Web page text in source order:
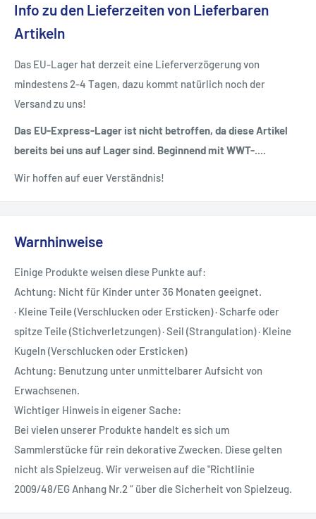
Info zu den Lieferzeiten von Lieferbaren
Artikeln
Das EU-Lager hat derzeit eine Lieferverzögerung von
mindestens 2-4 Tagen, dazu kommt natürlich noch der
Versand zu uns!
Das EU-Express-Lager ist nicht betroffen, da diese Artikel
bereits bei uns auf Lager sind. Beginnend mit WWT-....
Wir hoffen auf euer Verständnis!
Warnhinweise
Einige Produkte weisen diese Punkte auf:
Achtung: Nicht für Kinder unter 36 Monaten geeignet.
· Kleine Teile (Verschlucken oder Ersticken) · Scharfe oder
spitze Teile (Stichverletzungen) · Seil (Strangulation) · Kleine
Kugeln (Verschlucken oder Ersticken)
Achtung: Benutzung unter unmittelbarer Aufsicht von
Erwachsenen.
Wichtiger Hinweis in eigener Sache:
Bei vielen unserer Produkte handelt es sich um
Sammlerstücke für rein dekorative Zwecken. Diese gelten
nicht als Spielzeug. Wir verweisen auf die "Richtlinie
2009/48/EG Anhang Nr.2 “ über die Sicherheit von Spielzeug.